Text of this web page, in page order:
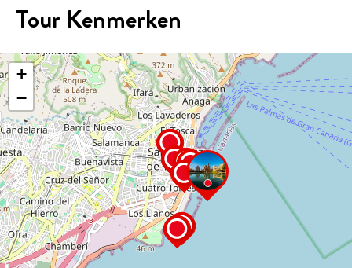
Tour Kenmerken
+
−